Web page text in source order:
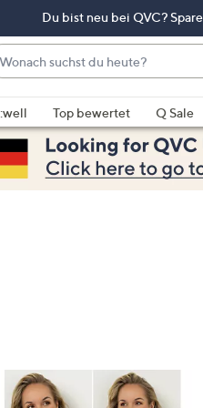
Du bist neu bei QVC?
Top bewertet Q Sale